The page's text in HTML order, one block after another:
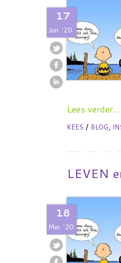
17
Jun '20
Lees verder...
KEES/ BLOG,
LEVEN
18
Mei '20